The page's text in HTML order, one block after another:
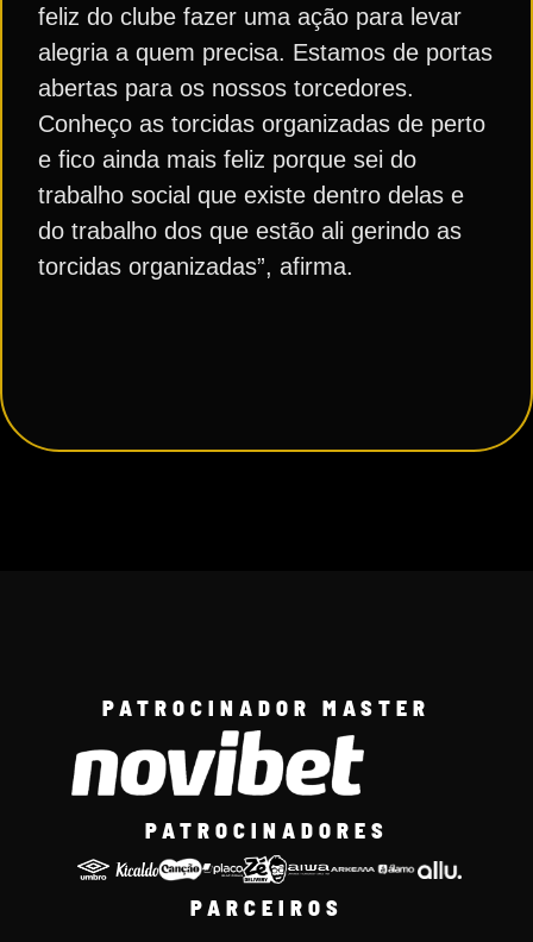
feliz do clube fazer uma ação para levar
alegria a quem precisa. Estamos de portas
abertas para os nossos torcedores.
Conheço as torcidas organizadas de perto
e fico ainda mais feliz porque sei do
trabalho social que existe dentro delas e
do trabalho dos que estão ali gerindo as
torcidas organizadas”, afirma.
PATROCINADOR MASTER
PATROCINADORES
PARCEIROS